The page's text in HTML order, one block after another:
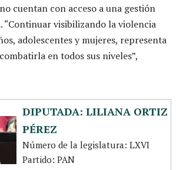
cuentan con acceso a una gestión
“Continuar visibilizando la violencia
adolescentes y mujeres, representa
en todos sus niveles”,
DIPUTADA: LILIANA ORTIZ
PÉREZ
Número de la legislatura: LXVI
Partido: PAN